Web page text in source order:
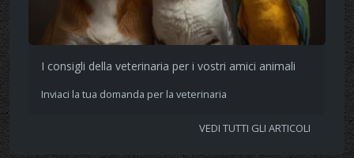
I consigli della veterinaria per i vostri amici animali
Inviaci la tua domanda per la veterinaria
VEDI TUTTI GLI ARTICOLI